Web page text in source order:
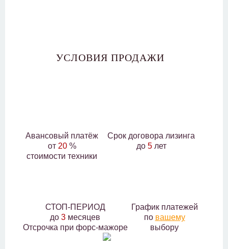
УСЛОВИЯ ПРОДАЖИ
Авансовый платёж
от 20%
стоимости техники
Срок договора лизинга
до 5лет
СТОП-ПЕРИОД
до 3 месяцев
Отсрочка при форс-мажоре
График платежей
по вашему
выбору